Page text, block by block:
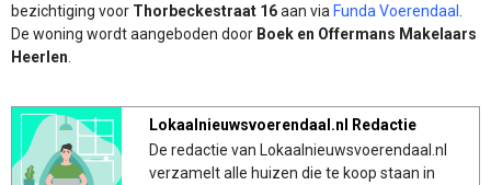
bezichtiging voor Thorbeckestraat 16aan via Funda Voerendaal
De woning wordt aangeboden door Boek en Offermans Makelaars
Heerlen
Lokaalnieuwsvoerendaal.nl Redactie
De redactie van Lokaalnieuwsvoerendaal.nl
verzamelt alle huizen die te koop staan in